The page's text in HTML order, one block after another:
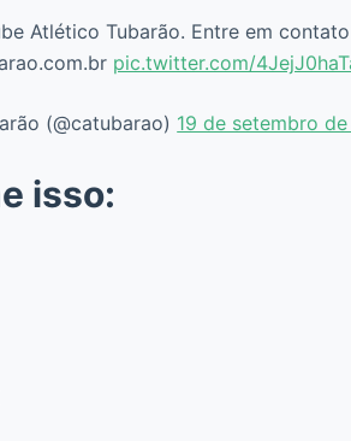
Atlético Tubarão. Entre em
pic.twitter.com/
(@catubarao) 19 de setembro
isso: